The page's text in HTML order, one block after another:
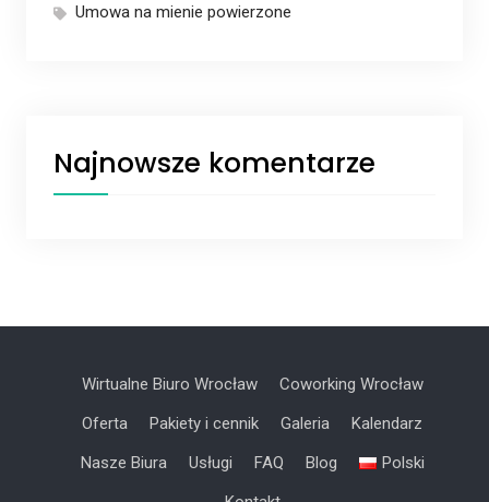
Umowa na mienie powierzone
Najnowsze komentarze
Wirtualne Biuro Wrocław
Coworking Wrocław
Oferta
Pakiety i cennik Galeria
Kalendarz
Nasze Biura
Usługi FAQ Blog
Polski